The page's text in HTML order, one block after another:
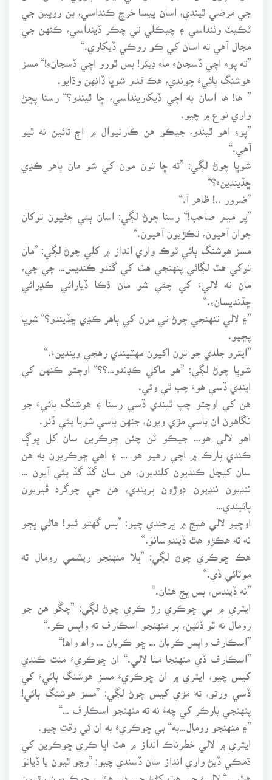
جي مرضي ٿيندي، اسان پيسا خرچ ڪنداسي، ٻن روپين جي
ٽڪيٽ وٺنداسي ۽ چيڪلي تي چڪر ڏينداسي، ڪنهن جي
مجال آهي ته اسان کي ڪو روڪي ڏيکاري.“
”ته پوءِ اچي ڏسجانءِ ماءِ ڊيئر! بس ٿورو اچي ڏسجانءِ!“ مسز
هوشنگ ٻائيءَ چوندي، هڪ قدم شوڀا ڏانهن وڌايو.
” ها! ها اسان به اچي ڏيکارينداسي، ڇا ٿيندو؟“ رسنا پڇڻ
واري نوع ۾ چيو.
”پوءِ اهو ٿيندو، جيڪو هن ڪارنيوال ۾ اڄ تائين نه ٿيو
آهي.“
شوڀا چوڻ لڳي: ”ته ڇا تون مون کي شو مان ٻاهر ڪڍي
ڇڏيندينءَ؟“
”ضرور ..! ظاهر آ.“
”پر ميم صاحب!“ رسنا چوڻ لڳي: اسان ٻئي ڄڻيون توکان
جوان آهيون، تڪڙيون آهيون.“
مسز هوشنگ ٻائي ٽوڪ واري انداز ۾ کلي چوڻ لڳي: ”مان
توکي هٿ لڳائي پنهنجي هٿ کي گندو ڪنديس… ڇي ڇي،
مان ته لاليءَ کي چئي شو مان ڌڪا ڏيارائي ڪڍرائي
ڇڏنديسانءِ.“
”۽ لالي تنهنجي چوڻ تي مون کي ٻاهر ڪڍي ڇڏيندو؟“ شوڀا
”ايترو جلدي جو تون اکيون مهٽيندي رهجي ويندينءَ.“
شوڀا چوڻ لڳي: ”هو ماکي ڪڍندو…؟؟“ اوچتو ڪنهن کي
ايندي ڏسي هوءَ چپ ٿي وئي.
هن کي اوچتو چپ ٿيندي ڏسي رسنا ۽ هوشنگ ٻائيءَ جو
نگاهون ان پاسي مڙي ويون، جنهن پاسي شوڀا پئي ڏٺو.
اهو لالي هو… جيڪو ٽن چئن ڇوڪرين سان کل ڀوڳ
ڪندي پارڪ ۾ اچي رهيو هو … ۽ اهي ڇوڪريون به هن
سان کيچل ڪنديون کلنديون، هن سان گڏ گڏ پئي آيون …
ننڍيون ننڍيون ڊوڙون ڀريندي، هن جي چوگرد ڦيريون
پائيندي…
اوچيو لالي هيج ۾ ڀرجندي چيو: ”بس گهڻو ٿيو! هاڻي ڀڄو
نه ته هڪڙو هٿ ڏيندوسانوَ.“
هڪ ڇوڪري چوڻ لڳي: ”ڀلا منهنجو ريشمي رومال ته
موٽائي ڏي.“
”نه ڏيندس، بس ڀڄ هتان.“
ايتري ۾ ٻي ڇوڪري رڙ ڪري چوڻ لڳي: ”چڱو هن جو
رومال نه ٿو ڏئين، پر منهنجو اسڪارف ته واپس ڪر.“
”اسڪارف واپس ڪريان … ڇو ڪريان … واه واه!“
”اسڪارف ڏي منهنجا مٺا لالي.“ ان ڇوڪريءَ منٿ ڪندي
کيس چيو، ايتري ۾ ان ڇوڪريءَ مسز هوشنگ ٻائيءَ کي
ڏسي ورتو، ته مڙي کيس چوڻ لڳي: ”مسز هوشنگ ٻائي!
پنهنجي بارڪر کي چهءُ نه ته منهنجو اسڪارف …“
”۽ منهنجو رومال…به“ ٻي ڇوڪريءَ به ان ئي وقت چيو.
ايتري ۾ لالي خطرناڪ انداز ۾ هٿ اڀا ڪري ڇوڪرين کي
ڌمڪي ڏيڻ واري انداز سان ڏسندي چيو: ”وڃو ٿيون يا ڏيانوَ
هٿ …“ لاليءَ جي هٿ کڻڻ جي دير هئي، ڇوڪريون رڙيون